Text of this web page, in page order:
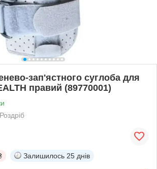
зап'ястного суглоба для
правий (89770001)
Роздріб
Залишилось 25 днів